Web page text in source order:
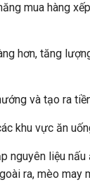
mua hàng
hơn, tăng
và tạo ra
khu vực ăn
nguyên liệu
ra, mèo may